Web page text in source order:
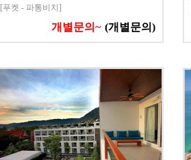
[푸켓 - 파통비치]
개별문의~ (개별문의)